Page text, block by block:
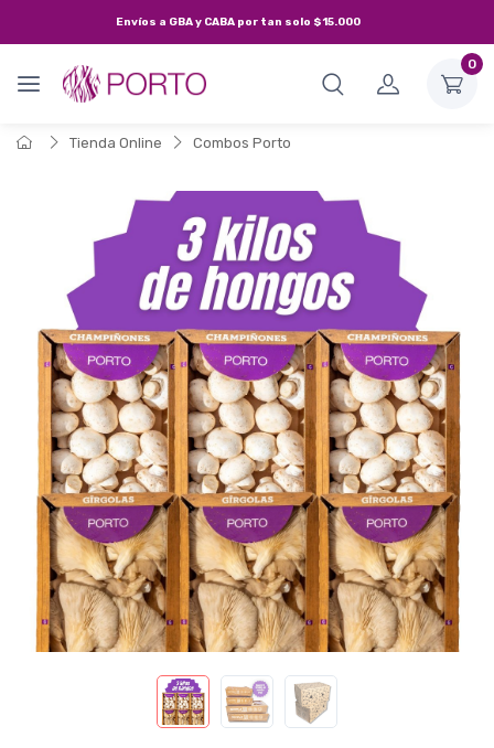
Envíos a GBA y CABA por tan solo $15.000
0
Tienda Online Combos Porto